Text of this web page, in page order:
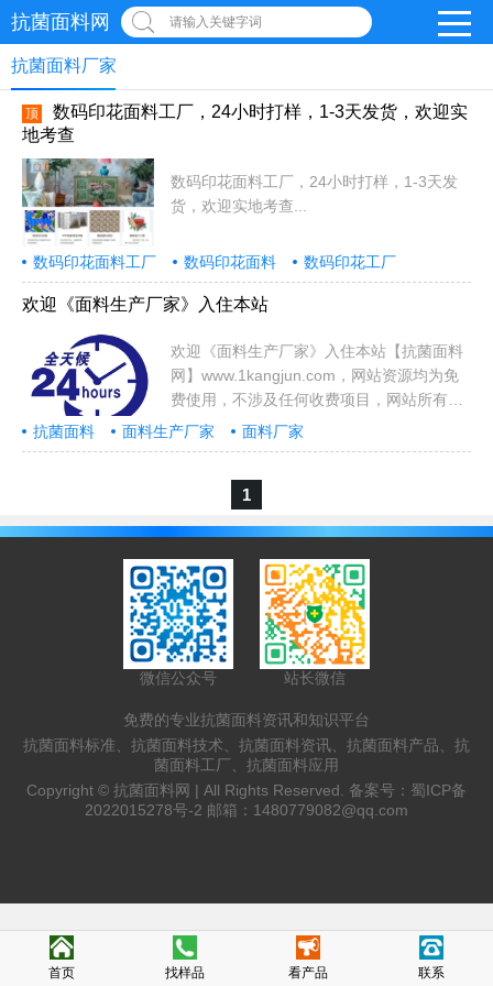
抗菌面料网 请输入关键字词
抗菌面料厂家
顶
数码印花面料工厂，24小时打样，1-3天发货，欢迎实
地考查
数码印花面料工厂，24小时打样，1-3天发
货，欢迎实地考查...
数码印花面料工厂 数码印花面料 数码印花工厂
欢迎《面料生产厂家》入住本站
欢迎《面料生产厂家》入住本站【抗菌面料
网】www.1kangjun.com，网站资源均为免
费使用，不涉及任何收费项目，网站所有资
源供抗菌面料相关资料同行一起交流和学
习！如有侵权，请联系我们
想把你的产品入住到我们的平台，欢迎加
抗菌面料 面料生产厂家 面料厂家
1
微信公众号 站长微信
免费的专业抗菌面料资讯和知识平台
抗菌面料标准、抗菌面料技术、抗菌面料资讯、抗菌面料产品、抗
菌面料工厂、抗菌面料应用
Copyright © 抗菌面料网 | All Rights Reserved. 备案号： 蜀ICP备
2022015278号-2 邮箱： 1480779082@qq.com
首页 找样品 看产品 联系